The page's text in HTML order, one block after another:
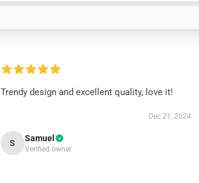
Trendy design and excellent quality, love it!
Dec 21, 2024
S Samuel
Verified owner